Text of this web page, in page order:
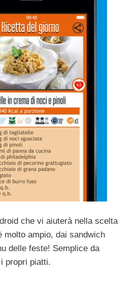
che vi aiuterà nella scelta
molto ampio, dai sandwich
delle feste! Semplice da
propri piatti.